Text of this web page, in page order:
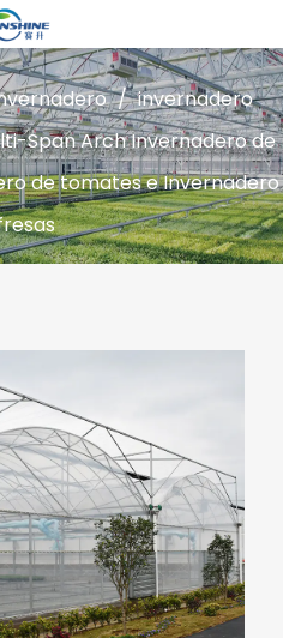
/ invernadero
Span Arch Invernadero de
de tomates e Invernadero